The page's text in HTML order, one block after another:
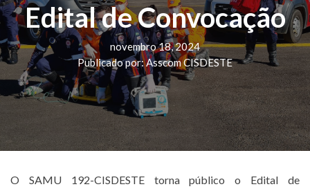
RH ONLINE
EDITAIS
OUVIDORIA
PORTAL TRANSPARÊNCIA
Edital de Convocação
novembro 18, 2024
Publicado por: Asscom CISDESTE
O SAMU 192-CISDESTE torna público o Edital de